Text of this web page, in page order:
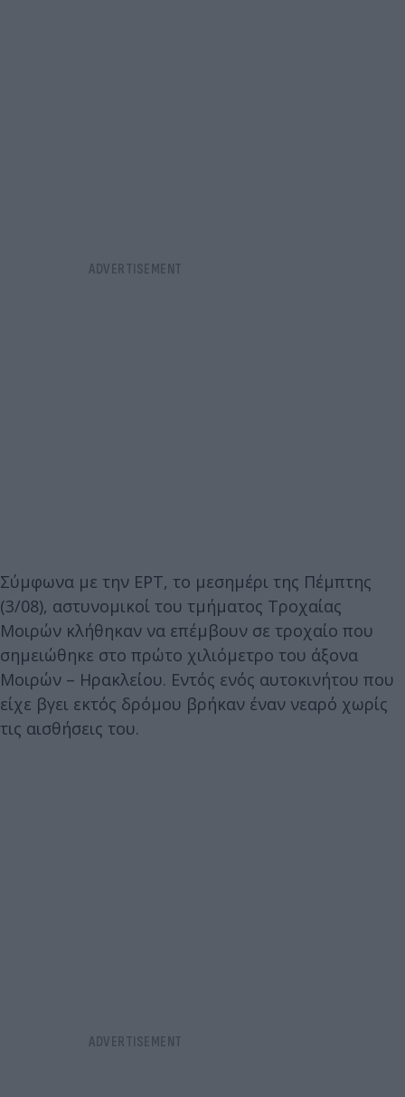
Σύμφωνα με την ΕΡΤ, το μεσημέρι της Πέμπτης
(3/08), αστυνομικοί του τμήματος Τροχαίας
Μοιρών κλήθηκαν να επέμβουν σε τροχαίο που
σημειώθηκε στο πρώτο χιλιόμετρο του άξονα
Μοιρών – Ηρακλείου. Εντός ενός αυτοκινήτου που
είχε βγει εκτός δρόμου βρήκαν έναν νεαρό χωρίς
τις αισθήσεις του.